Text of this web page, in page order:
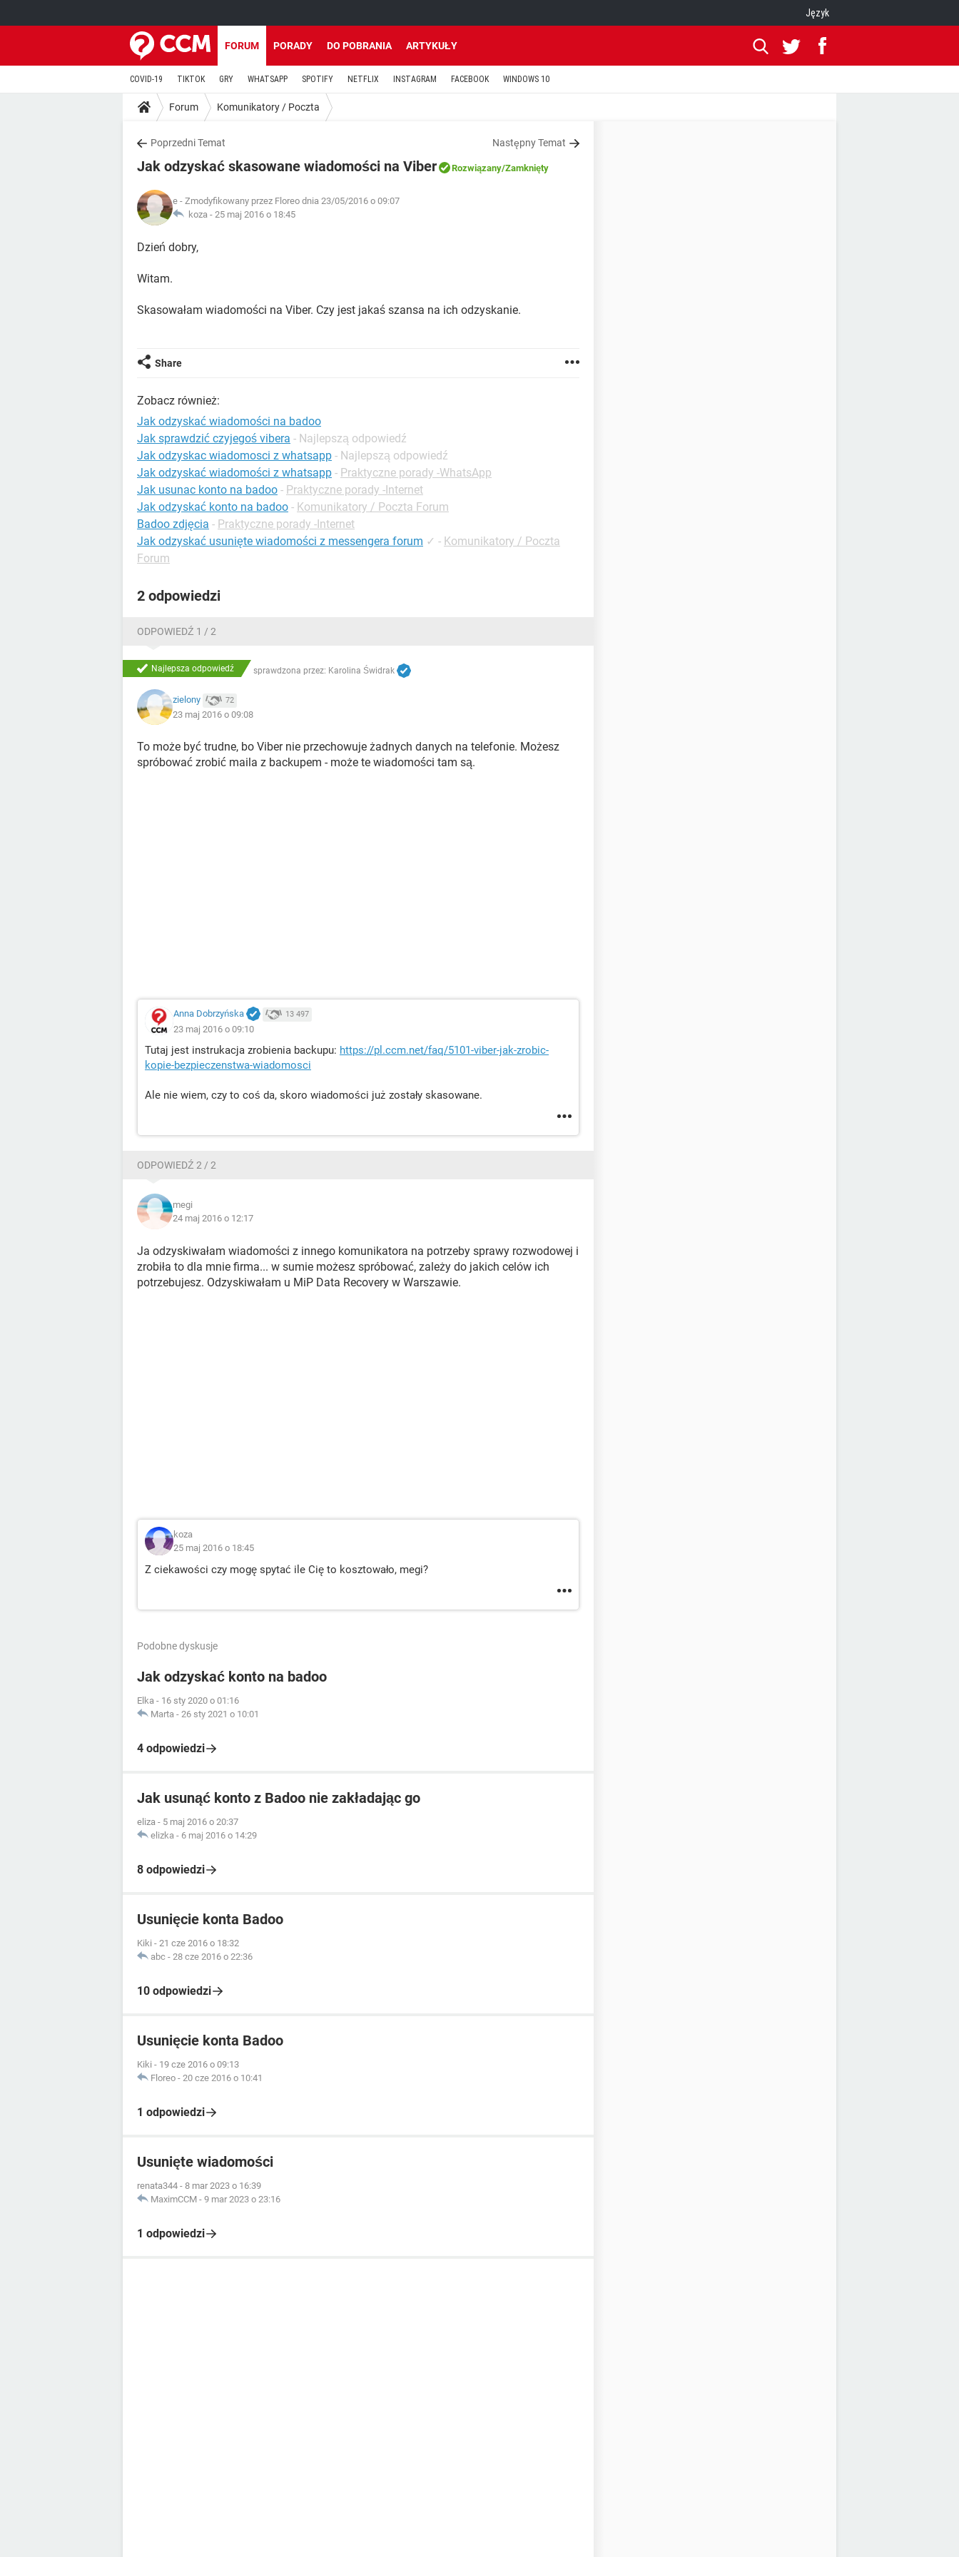
Język
FORUM PORADY DO POBRANIA ARTYKUŁY
COVID-19 TIKTOK GRY WHATSAPP SPOTIFY NETFLIX INSTAGRAM FACEBOOK WINDOWS 10
Forum Komunikatory / Poczta
Poprzedni Temat Następny Temat
Jak odzyskać skasowane wiadomości na Viber Rozwiązany/Zamknięty
e - Zmodyfikowany przez Floreo dnia 23/05/2016 o 09:07
koza - 25 maj 2016 o 18:45
Dzień dobry,
Witam.
Skasowałam wiadomości na Viber. Czy jest jakaś szansa na ich odzyskanie.
Share
Zobacz również:
Jak odzyskać wiadomości na badoo
Jak sprawdzić czyjegoś vibera - Najlepszą odpowiedź
Jak odzyskac wiadomosci z whatsapp - Najlepszą odpowiedź
Jak odzyskać wiadomości z whatsapp - Praktyczne porady -WhatsApp
Jak usunac konto na badoo - Praktyczne porady -Internet
Jak odzyskać konto na badoo - Komunikatory / Poczta Forum
Badoo zdjęcia - Praktyczne porady -Internet
Jak odzyskać usunięte wiadomości z messengera forum ✓ - Komunikatory / Poczta
Forum
2 odpowiedzi
ODPOWIEDŹ 1 / 2
Najlepsza odpowiedź sprawdzona przez: Karolina Świdrak
zielony 72
23 maj 2016 o 09:08
To może być trudne, bo Viber nie przechowuje żadnych danych na telefonie. Możesz
spróbować zrobić maila z backupem - może te wiadomości tam są.
Anna Dobrzyńska 13 497
23 maj 2016 o 09:10
Tutaj jest instrukacja zrobienia backupu: https://pl.ccm.net/faq/5101-viber-jak-zrobic-
kopie-bezpieczenstwa-wiadomosci
Ale nie wiem, czy to coś da, skoro wiadomości już zostały skasowane.
ODPOWIEDŹ 2 / 2
megi
24 maj 2016 o 12:17
Ja odzyskiwałam wiadomości z innego komunikatora na potrzeby sprawy rozwodowej i
zrobiła to dla mnie firma... w sumie możesz spróbować, zależy do jakich celów ich
potrzebujesz. Odzyskiwałam u MiP Data Recovery w Warszawie.
koza
25 maj 2016 o 18:45
Z ciekawości czy mogę spytać ile Cię to kosztowało, megi?
Podobne dyskusje
Jak odzyskać konto na badoo
Elka - 16 sty 2020 o 01:16
Marta - 26 sty 2021 o 10:01
4 odpowiedzi
Jak usunąć konto z Badoo nie zakładając go
eliza - 5 maj 2016 o 20:37
elizka - 6 maj 2016 o 14:29
8 odpowiedzi
Usunięcie konta Badoo
Kiki - 21 cze 2016 o 18:32
abc - 28 cze 2016 o 22:36
10 odpowiedzi
Usunięcie konta Badoo
Kiki - 19 cze 2016 o 09:13
Floreo - 20 cze 2016 o 10:41
1 odpowiedzi
Usunięte wiadomości
renata344 - 8 mar 2023 o 16:39
MaximCCM - 9 mar 2023 o 23:16
1 odpowiedzi